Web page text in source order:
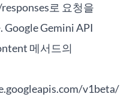
로 요청을
Google Gemini API
메서드의
v1beta/